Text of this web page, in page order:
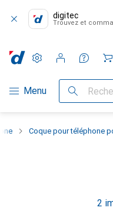
digitec
Trouvez et
Navigation par catégorie
Menu Recherche
Paramètres
Compte client
Listes de
Listes d'envies
Panier
Coque pour téléphone
2